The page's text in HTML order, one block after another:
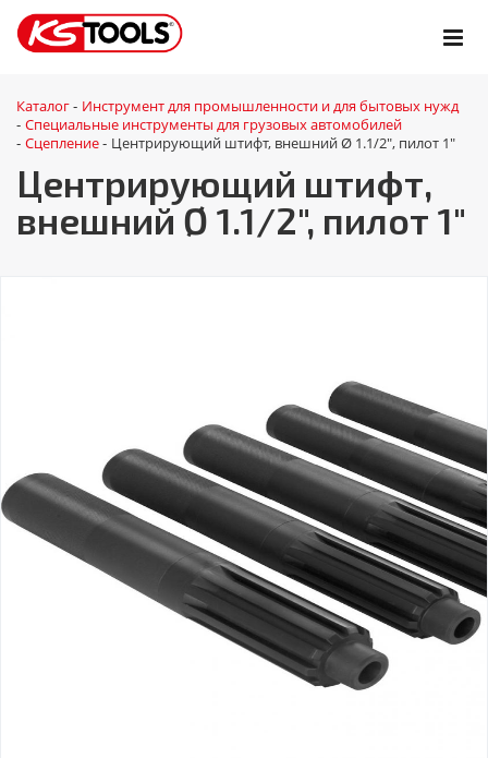
Каталог - Инструмент для промышленности и для бытовых нужд
- Специальные инструменты для грузовых автомобилей
- Сцепление - Центрирующий штифт, внешний Ø 1.1/2", пилот 1"
Центрирующий штифт,
внешний Ø 1.1/2", пилот 1"